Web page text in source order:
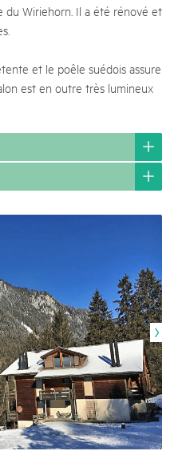
du Wiriehorn. Il a été rénové et
et le poêle suédois assure
est en outre très lumineux